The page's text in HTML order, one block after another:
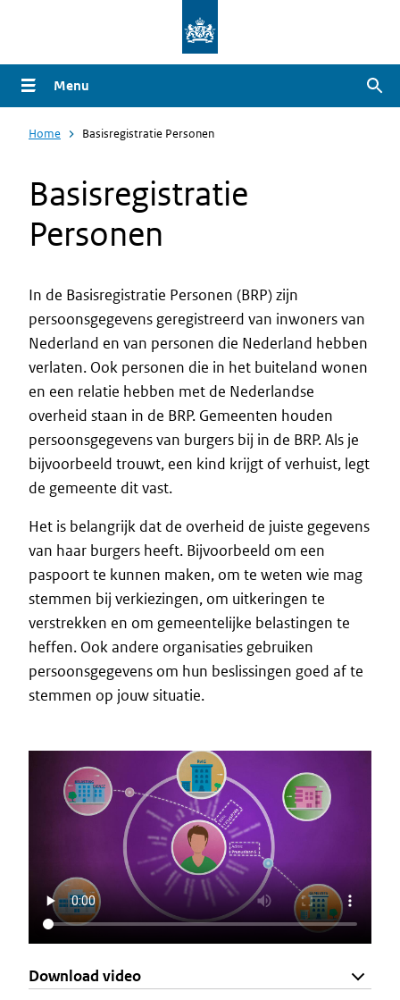
naar
de
gaan
Menu
Home Basisregistratie Personen
Basisregistratie
Personen
Intro
In de Basisregistratie Personen (BRP) zijn
persoonsgegevens geregistreerd van inwoners van
Nederland en van personen die Nederland hebben
verlaten. Ook personen die in het buiteland wonen
en een relatie hebben met de Nederlandse
overheid staan in de BRP. Gemeenten houden
persoonsgegevens van burgers bij in de BRP. Als je
bijvoorbeeld trouwt, een kind krijgt of verhuist, legt
de gemeente dit vast.
Het is belangrijk dat de overheid de juiste gegevens
van haar burgers heeft. Bijvoorbeeld om een
paspoort te kunnen maken, om te weten wie mag
stemmen bij verkiezingen, om uitkeringen te
verstrekken en om gemeentelijke belastingen te
heffen. Ook andere organisaties gebruiken
persoonsgegevens om hun beslissingen goed af te
stemmen op jouw situatie.
Download video